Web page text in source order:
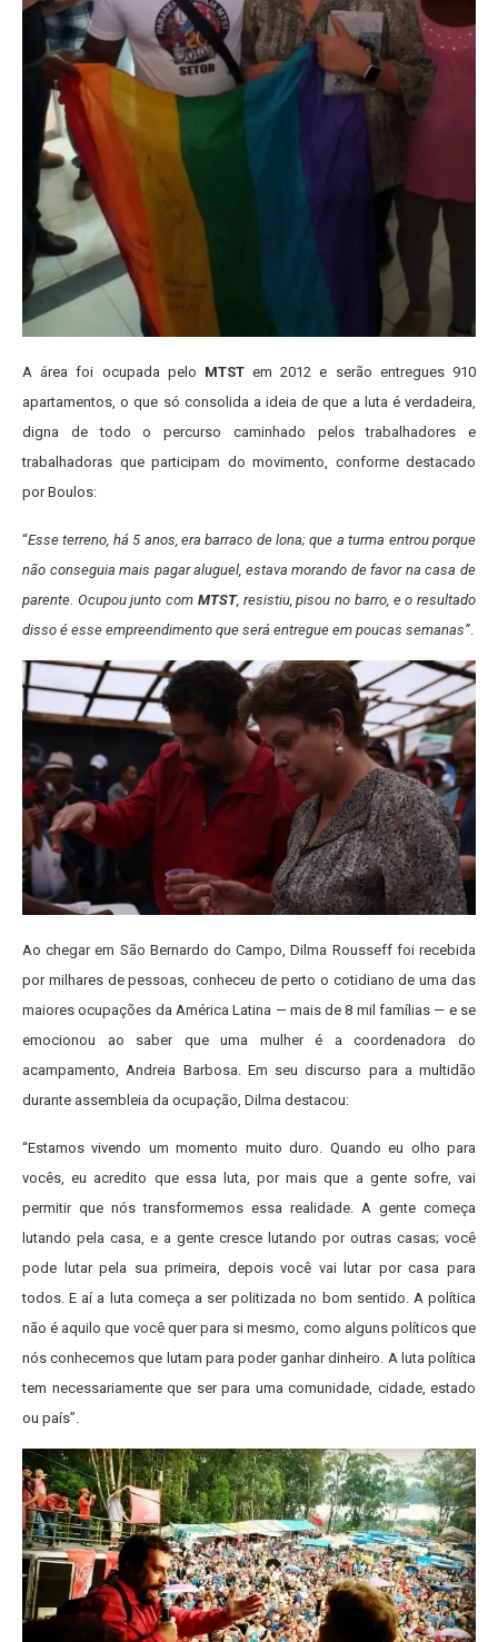
A área foi ocupada pelo MTSTem 2012 e serão entregues 910
apartamentos, o que só consolida a ideia de que a luta é verdadeira,
digna de todo o percurso caminhado pelos trabalhadores e
trabalhadoras que participam do movimento, conforme destacado
por Boulos:
“Esse terreno, há 5 anos, era barraco de lona; que a turma entrou porque
não conseguia mais pagar aluguel, estava morando de favor na casa de
parente. Ocupou junto com MTST, resistiu, pisou no barro, e o resultado
disso é esse empreendimento que será entregue em poucas semanas”
Ao chegar em São Bernardo do Campo, Dilma Rousseff foi recebida
por milhares de pessoas, conheceu de perto o cotidiano de uma das
maiores ocupações da América Latina — mais de 8 mil famílias — e se
emocionou ao saber que uma mulher é a coordenadora do
acampamento, Andreia Barbosa. Em seu discurso para a multidão
durante assembleia da ocupação, Dilma destacou:
“Estamos vivendo um momento muito duro. Quando eu olho para
vocês, eu acredito que essa luta, por mais que a gente sofre, vai
permitir que nós transformemos essa realidade. A gente começa
lutando pela casa, e a gente cresce lutando por outras casas; você
pode lutar pela sua primeira, depois você vai lutar por casa para
todos. E aí a luta começa a ser politizada no bom sentido. A política
não é aquilo que você quer para si mesmo, como alguns políticos que
nós conhecemos que lutam para poder ganhar dinheiro. A luta política
tem necessariamente que ser para uma comunidade, cidade, estado
ou país”.